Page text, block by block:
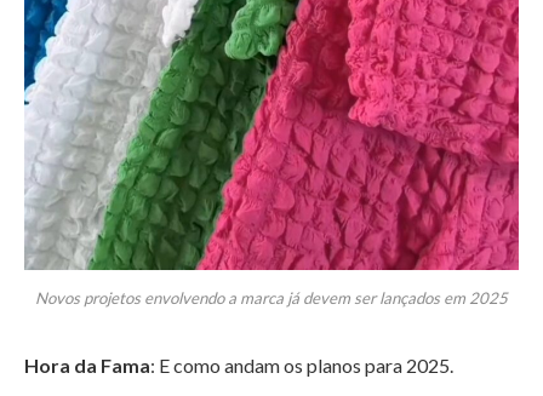
Novos projetos envolvendo a marca já devem ser lançados em 2025
Hora da Fama: E como andam os planos para 2025.